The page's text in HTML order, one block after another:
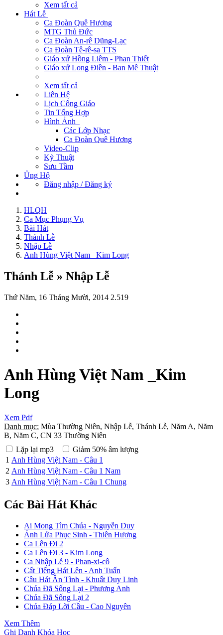
Xem tất cả
Hát Lễ
Ca Đoàn Quê Hương
MTG Thủ Đức
Ca Đoàn An-rê Dũng-Lạc
Ca Đoàn Tê-rê-sa TTS
Giáo xứ Hồng Liêm - Phan Thiết
Giáo xứ Long Điền - Ban Mê Thuật
Xem tất cả
Liên Hệ
Lịch Công Giáo
Tin Tổng Hợp
Hình Ảnh
Các Lớp Nhạc
Ca Đoàn Quê Hương
Video-Clip
Kỹ Thuật
Sưu Tầm
Ủng Hộ
Đăng nhập / Đăng ký
HLQH
Ca Mục Phụng Vụ
Bài Hát
Thánh Lễ
Nhập Lễ
Anh Hùng Việt Nam _Kim Long
Thánh Lễ » Nhập Lễ
Thứ Năm, 16 Tháng Mười, 2014 2.519
Anh Hùng Việt Nam _Kim
Long
Xem Pdf
Danh mục: Mùa Thường Niên, Nhập Lễ, Thánh Lễ, Năm A, Năm
B, Năm C, CN 33 Thường Niên
Lặp lại mp3
Giảm 50% âm lượng
1 Anh Hùng Việt Nam - Câu 1
2 Anh Hùng Việt Nam - Câu 1 Nam
3 Anh Hùng Việt Nam - Câu 1 Chung
Các Bài Hát Khác
Ai Mong Tìm Chúa - Nguyễn Duy
Ánh Lửa Phục Sinh - Thiên Hương
Ca Lên Đi 2
Ca Lên Đi 3 - Kim Long
Ca Nhập Lễ 9 - Phan-xi-cô
Cất Tiếng Hát Lên - Anh Tuấn
Câu Hát Ân Tình - Khuất Duy Linh
Chúa Đã Sống Lại - Phương Anh
Chúa Đã Sống Lại 2
Chúa Đáp Lời Cầu - Cao Nguyên
Xem Thêm
Ghi Danh Khóa Học